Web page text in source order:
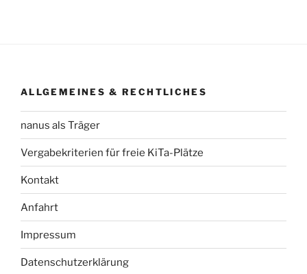
ALLGEMEINES & RECHTLICHES
nanus als Träger
Vergabekriterien für freie KiTa-Plätze
Kontakt
Anfahrt
Impressum
Datenschutzerklärung